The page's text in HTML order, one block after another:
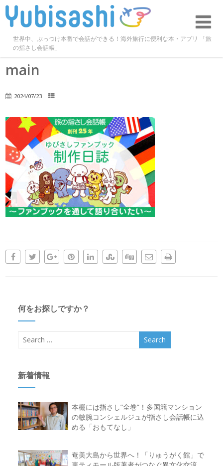
世界中、ぶっつけ本番で会話ができる！海外旅行に便利な本・アプリ 「旅
の指さし会話帳」
main
2024/07/23
何をお探しですか？
新着情報
本棚には指さし”全巻”！多国籍マンション
の敏腕コンシェルジュが指さし会話帳に込
める「おもてなし」
奄美大島から世界へ！「りゅうがく館」で